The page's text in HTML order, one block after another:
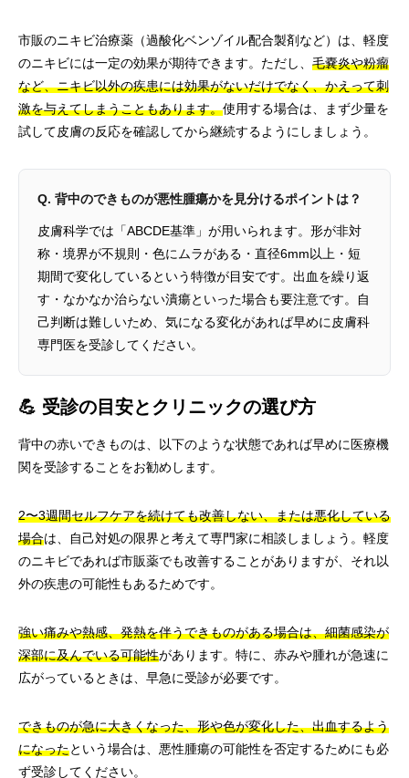
市販のニキビ治療薬（過酸化ベンゾイル配合製剤など）は、軽度
のニキビには一定の効果が期待できます。ただし、 毛嚢炎や粉瘤
など、ニキビ以外の疾患には効果がないだけでなく、かえって刺
激を与えてしまうこともあります。使用する場合は、まず少量を
試して皮膚の反応を確認してから継続するようにしましょう。
Q. 背中のできものが悪性腫瘍かを見分けるポイントは？
皮膚科学では「ABCDE基準」が用いられます。形が非対
称・境界が不規則・色にムラがある・直径6mm以上・短
期間で変化しているという特徴が目安です。出血を繰り返
す・なかなか治らない潰瘍といった場合も要注意です。自
己判断は難しいため、気になる変化があれば早めに皮膚科
専門医を受診してください。
💪 受診の目安とクリニックの選び方
背中の赤いできものは、以下のような状態であれば早めに医療機
関を受診することをお勧めします。
2〜3週間セルフケアを続けても改善しない、または悪化している
場合は、自己対処の限界と考えて専門家に相談しましょう。軽度
のニキビであれば市販薬でも改善することがありますが、それ以
外の疾患の可能性もあるためです。
強い痛みや熱感、発熱を伴うできものがある場合は、細菌感染が
深部に及んでいる可能性があります。特に、赤みや腫れが急速に
広がっているときは、早急に受診が必要です。
できものが急に大きくなった、形や色が変化した、出血するよう
になったという場合は、悪性腫瘍の可能性を否定するためにも必
ず受診してください。